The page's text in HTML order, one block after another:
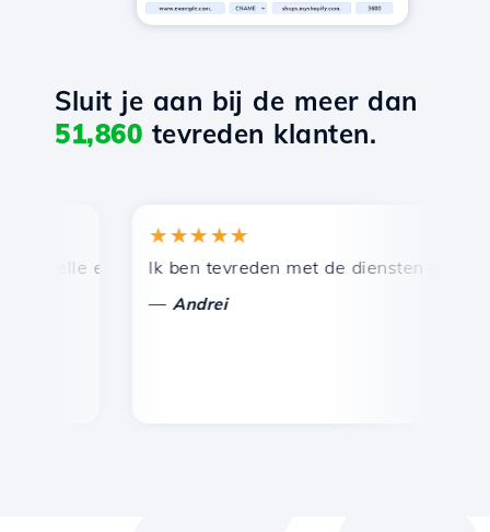
Sluit je aan bij de meer dan
51,860 tevreden klanten.
en efficiënte technische ondersteuning.
★★★★★
Ik ben tevreden met de diensten die door
Andrei